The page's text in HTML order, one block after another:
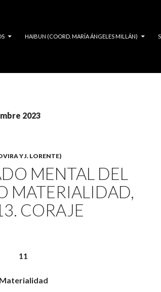
HAIBUN (COORD. MARÍA ÁNGELES MILLÁN)
2023
Y J. LORENTE)
MENTAL DEL
MATERIALIDAD,
CORAJE
11
Materialidad